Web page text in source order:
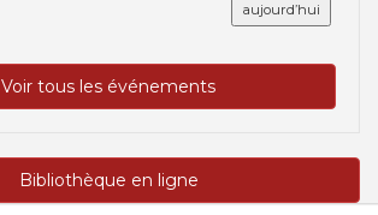
aujourd’hui
Voir tous les événements
Bibliothèque en ligne